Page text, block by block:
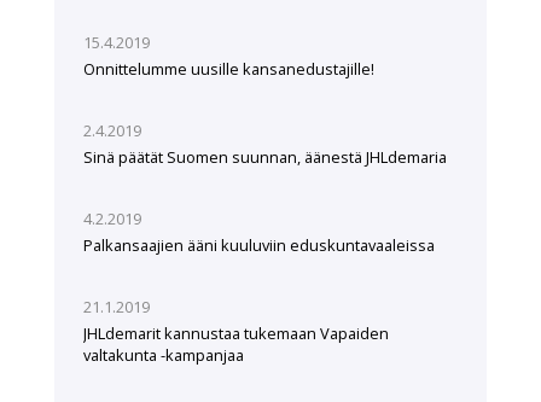
15.4.2019
Onnittelumme uusille kansanedustajille!
2.4.2019
Sinä päätät Suomen suunnan, äänestä JHLdemaria
4.2.2019
Palkansaajien ääni kuuluviin eduskuntavaaleissa
21.1.2019
JHLdemarit kannustaa tukemaan Vapaiden
valtakunta -kampanjaa